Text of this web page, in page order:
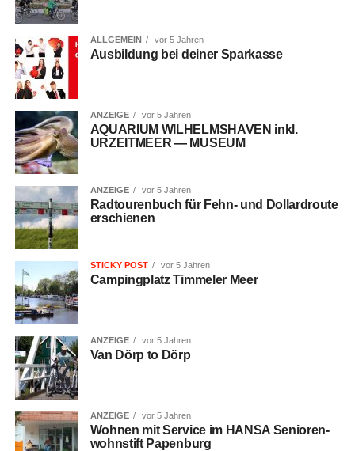
ALLGEMEIN vor 5 Jahren
Aus­bil­dung bei dei­ner Sparkasse
ANZEIGE vor 5 Jahren
AQUARIUM WILHELMSHAVEN inkl.
URZEITMEER — MUSEUM
ANZEIGE vor 5 Jahren
Rad­tou­ren­buch für Fehn- und Dol­lard­rou­te
erschienen
STICKY POST vor 5 Jahren
Cam­ping­platz Tim­me­l­er Meer
ANZEIGE vor 5 Jahren
Van Dörp to Dörp
ANZEIGE vor 5 Jahren
Woh­nen mit Ser­vice im HANSA Senio­ren­
wohn­stift Papenburg